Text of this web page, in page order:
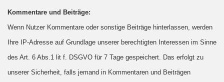
Kommentare und Beiträge:
Wenn Nutzer Kommentare oder sonstige Beiträge hinterlassen, werden
Ihre IP-Adresse auf Grundlage unserer berechtigten Interessen im Sinne
des Art. 6 Abs.1 lit f. DSGVO für 7 Tage gespeichert. Das erfolgt zu
unserer Sicherheit, falls jemand in Kommentaren und Beiträgen